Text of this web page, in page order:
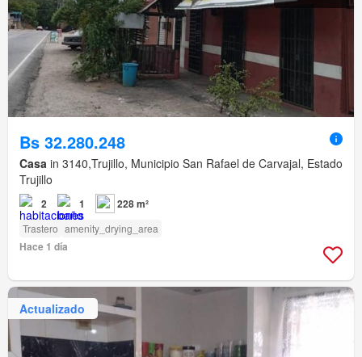
Bs 32.280.248
Casa in 3140,Trujillo, Municipio San Rafael de Carvajal, Estado
Trujillo
2 1 228 m²
Trastero amenity_drying_area
Hace 1 día
Actualizado